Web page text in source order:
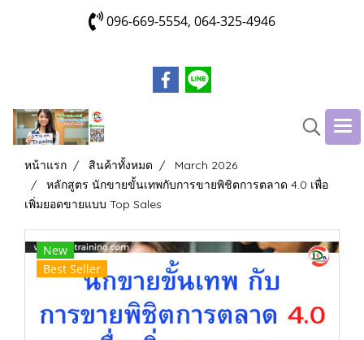
096-669-5554, 064-325-4946
หน้าแรก สินค้าทั้งหมด
March 2026
หลักสูตร นักขายขั้นเทพกับการขายพิชิตการตลาด 4.0 เพื่อ
เพิ่มยอดขายแบบ Top Sales
New
Best Seller